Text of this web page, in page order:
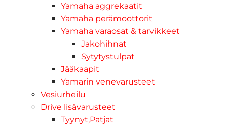
Yamaha aggrekaatit
Yamaha perämoottorit
Yamaha varaosat & tarvikkeet
Jakohihnat
Sytytystulpat
Jääkaapit
Yamarin venevarusteet
Vesiurheilu
Drive lisävarusteet
Tyynyt,Patjat